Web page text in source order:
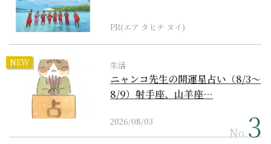
PR(エア タヒチ ヌイ)
NEW 生活
ニャンコ先生の開運星占い（8/3～
8/9）射手座、山羊座…
2026/08/03
No.